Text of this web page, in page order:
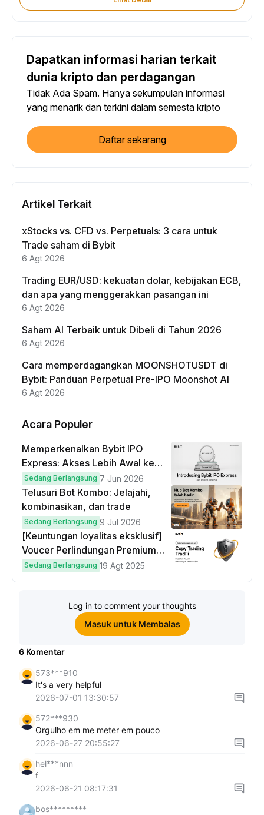
Dapatkan informasi harian terkait
dunia kripto dan perdagangan
Tidak Ada Spam. Hanya sekumpulan informasi
yang menarik dan terkini dalam semesta kripto
Daftar sekarang
Artikel Terkait
xStocks vs. CFD vs. Perpetuals: 3 cara untuk
Trade saham di Bybit
6 Agt 2026
Trading EUR/USD: kekuatan dolar, kebijakan ECB,
dan apa yang menggerakkan pasangan ini
6 Agt 2026
Saham AI Terbaik untuk Dibeli di Tahun 2026
6 Agt 2026
Cara memperdagangkan MOONSHOTUSDT di
Bybit: Panduan Perpetual Pre-IPO Moonshot AI
6 Agt 2026
Acara Populer
Memperkenalkan Bybit IPO
Express: Akses Lebih Awal ke
IPO Global!
Sedang Berlangsung 7 Jun 2026
Telusuri Bot Kombo: Jelajahi,
kombinasikan, dan trade
Sedang Berlangsung 9 Jul 2026
[Keuntungan loyalitas eksklusif]
Voucer Perlindungan Premium
hingga $50
Sedang Berlangsung 19 Agt 2025
Log in to comment your thoughts
Masuk untuk Membalas
6 Komentar
573***910
It's a very helpful
2026-07-01 13:30:57
572***930
Orgulho em me meter em pouco
2026-06-27 20:55:27
hel***nnn
f
2026-06-21 08:17:31
bos*********